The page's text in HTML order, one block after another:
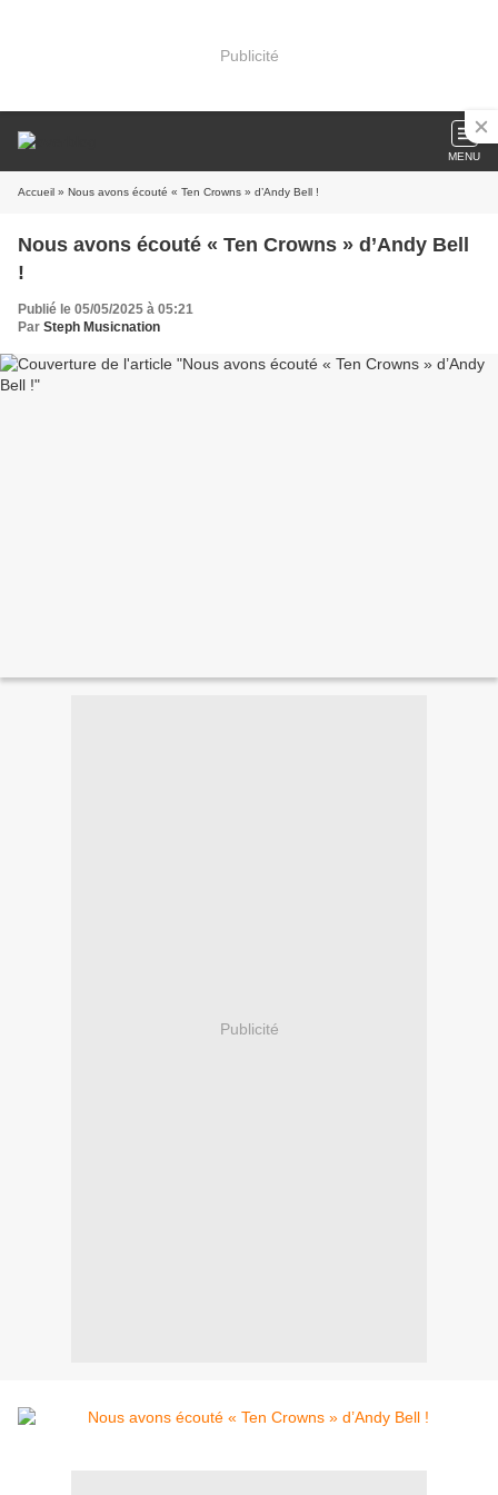
Publicité
MENU
Accueil » Nous avons écouté « Ten Crowns » d’Andy Bell !
Nous avons écouté « Ten Crowns » d’Andy Bell
!
Publié le 05/05/2025 à 05:21
Par Steph Musicnation
Publicité